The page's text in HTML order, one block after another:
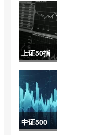
上证50指
数基建股
票(基建50
指数包含
什么股票)
中证500